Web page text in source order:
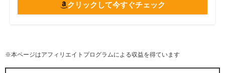
クリックして今すぐチェック
※本ページはアフィリエイトプログラムによる収益を得ています